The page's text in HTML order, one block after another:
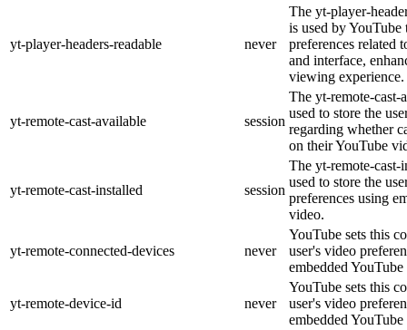
yt-player-headers-readable never
The yt-player-
is used by YouTube
preferences related
and interface,
viewing experience.
yt-remote-cast-available session
The yt-remote-cast-
used to store the
regarding whether
on their YouTube
yt-remote-cast-installed session
The yt-remote-cast-
used to store the
preferences using
video.
yt-remote-connected-devices never
YouTube sets this
user's video
embedded
yt-remote-device-id never
YouTube sets this
user's video
embedded